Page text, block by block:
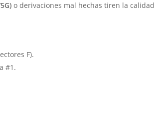
o derivaciones mal hechas tiren la
F).
#1.